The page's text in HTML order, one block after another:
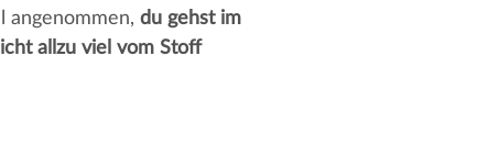
angenommen, du gehst im
allzu viel vom Stoff